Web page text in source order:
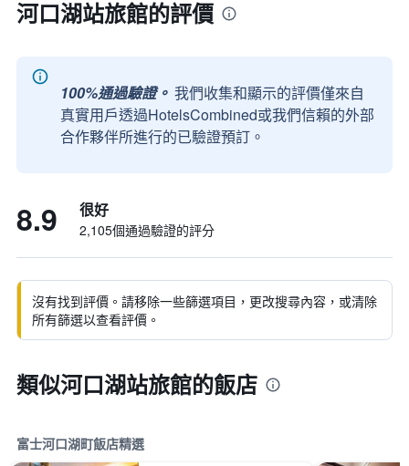
河口湖站旅館的評價
100%通過驗證。 我們收集和顯示的評價僅來自
真實用戶透過HotelsCombined或我們信賴的外部
合作夥伴所進行的已驗證預訂。
8.9 很好
2,105個通過驗證的評分
沒有找到評價。請移除一些篩選項目，更改搜尋內容，或清除
所有篩選以查看評價。
類似河口湖站旅館的飯店
富士河口湖町飯店精選